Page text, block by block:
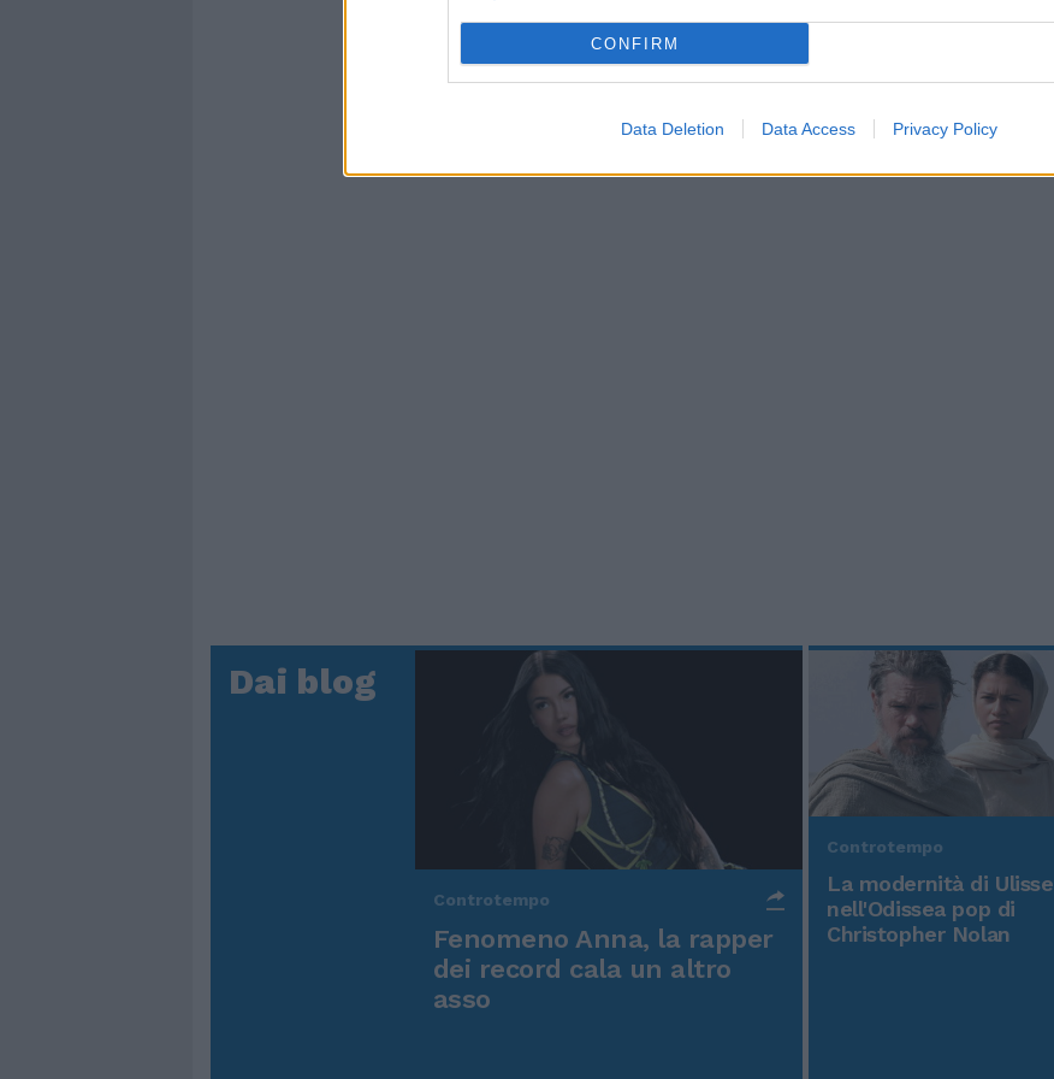
CONFIRM
Data Deletion Data Access Privacy Policy
Dai blog
Controtempo
Fenomeno Anna, la rapper
dei record cala un altro
asso
Controtempo
La modernità di Ulisse
nell'Odissea pop di
Christopher Nolan